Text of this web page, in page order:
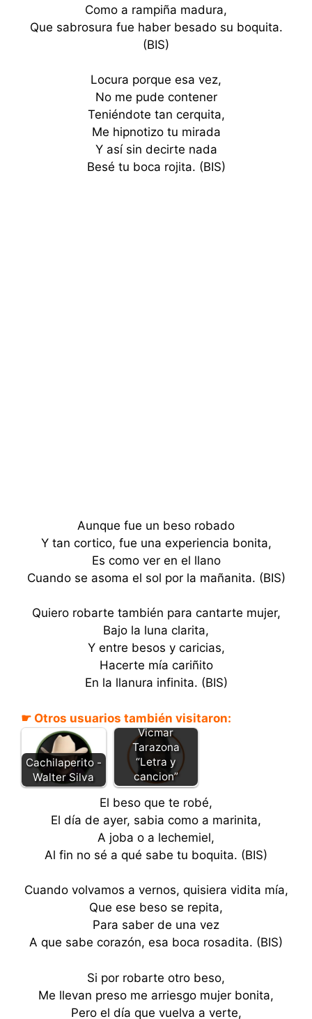
Como a rampiña madura,
Que sabrosura fue haber besado su boquita.
(BIS)
Locura porque esa vez,
No me pude contener
Teniéndote tan cerquita,
Me hipnotizo tu mirada
Y así sin decirte nada
Besé tu boca rojita. (BIS)
Aunque fue un beso robado
Y tan cortico, fue una experiencia bonita,
Es como ver en el llano
Cuando se asoma el sol por la mañanita. (BIS)
Quiero robarte también para cantarte mujer,
Bajo la luna clarita,
Y entre besos y caricias,
Hacerte mía cariñito
En la llanura infinita. (BIS)
☛ Otros usuarios también visitaron:
Cachilaperito -
Walter Silva
Beso robado -
Vicmar
Tarazona
“Letra y
cancion”
El beso que te robé,
El día de ayer, sabia como a marinita,
A joba o a lechemiel,
Al fin no sé a qué sabe tu boquita. (BIS)
Cuando volvamos a vernos, quisiera vidita mía,
Que ese beso se repita,
Para saber de una vez
A que sabe corazón, esa boca rosadita. (BIS)
Si por robarte otro beso,
Me llevan preso me arriesgo mujer bonita,
Pero el día que vuelva a verte,